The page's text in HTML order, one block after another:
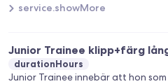
på alla behandlingar hos henne.
service.showMore
Junior Trainee klipp+färg
durationHours
Junior Trainee innebär att hon